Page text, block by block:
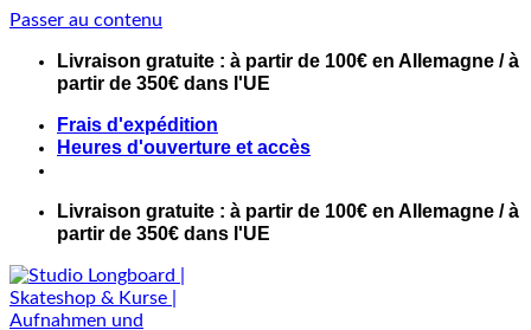
Passer au contenu
Livraison gratuite : à partir de 100€ en Allemagne / à
partir de 350€ dans l'UE
Frais d'expédition
Heures d'ouverture et accès
Livraison gratuite : à partir de 100€ en Allemagne / à
partir de 350€ dans l'UE